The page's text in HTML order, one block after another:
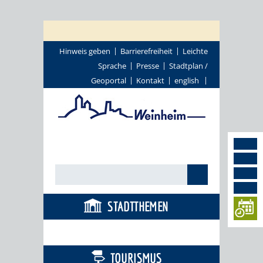
Hinweis geben Barrierefreiheit
Leichte
Sprache
Presse
Stadtplan /
Geoportal
Kontakt english
STADTTHEMEN
TOURISMUS